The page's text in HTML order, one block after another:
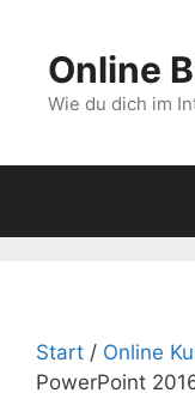
springenOnline
Wie du dich im
Start / Online
PowerPoint